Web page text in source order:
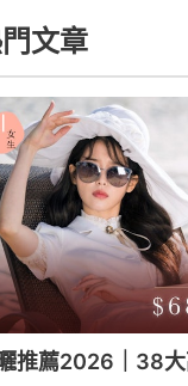
文章
推薦2026｜38